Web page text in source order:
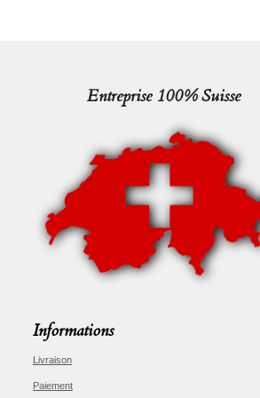
Entreprise 100% Suisse
Informations
Livraison
Paiement